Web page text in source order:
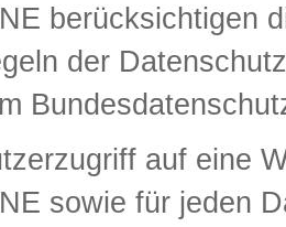
berücksichtigen
der
auf eine
sowie für jeden